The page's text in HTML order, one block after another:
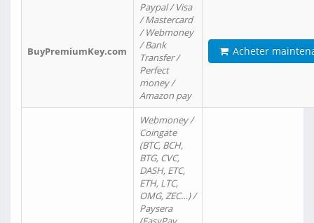
BuyPremiumKey.com
Paypal / Visa
/ Mastercard
/ Webmoney
/ Bank
Transfer /
Perfect
money /
Amazon pay
Acheter
Webmoney /
Coingate
(BTC, BCH,
BTG, CVC,
DASH, ETC,
ETH, LTC,
OMG, ZEC…) /
Paysera